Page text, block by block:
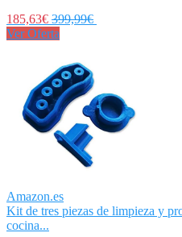
185,63€ 399,99€
Ver Oferta
Amazon.es
Kit de tres piezas de limpieza y
cocina...